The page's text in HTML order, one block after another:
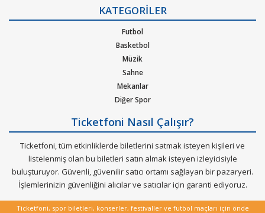
özel bir hizmeti Ticketfoni sizler için sunuyor.
Dünya çapında en çok dinlenen, dünyada en çok konser veren
sanatçıların soluksuz konser turneleriyle biletleri günler
öncesinden tükenen etkinliklerin biletlerini Ticketfoni
güvencesiyle satın alabilirisiniz.
Kurumsal Ağırlama
Nasıl Çalışır
Bilet Tipi ve Teslimat
Üyelik Doğrulama
Sık Sorulan Sorular
KATEGORİLER
Futbol
Basketbol
Müzik
Sahne
Mekanlar
Diğer Spor
Ticketfoni Nasıl Çalışır?
Ticketfoni, tüm etkinliklerde biletlerini satmak isteyen kişileri ve
listelenmiş olan bu biletleri satın almak isteyen izleyicisiyle
buluşturuyor. Güvenli, güvenilir satıcı ortamı sağlayan bir pazaryeri.
İşlemlerinizin güvenliğini alıcılar ve satıcılar için garanti ediyoruz.
Ticketfoni, spor biletleri, konserler, festivaller ve futbol maçları için önde